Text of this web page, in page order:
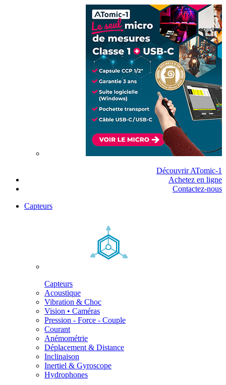
Découvrir ATomic-1
Achetez en ligne
Contactez-nous
Capteurs
Capteurs
Acoustique
Vibration & Choc
Vision • Caméras
Pression - Force - Couple
Courant
Anémométrie
Déplacement & Distance
Inclinaison
Inertiel & Gyroscope
Hydrophones